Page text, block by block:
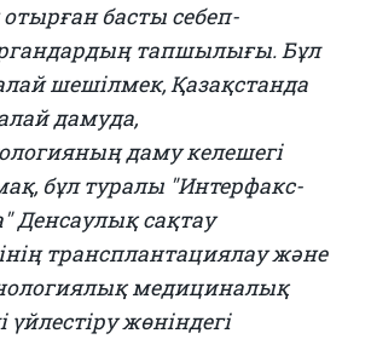
басты себеп-
тапшылығы. Бұл
шешілмек, Қазақстанда
дамуда,
даму келешегі
бұл туралы "Интерфакс-
Денсаулық сақтау
трансплантациялау және
медициналық
үйлестіру жөніндегі